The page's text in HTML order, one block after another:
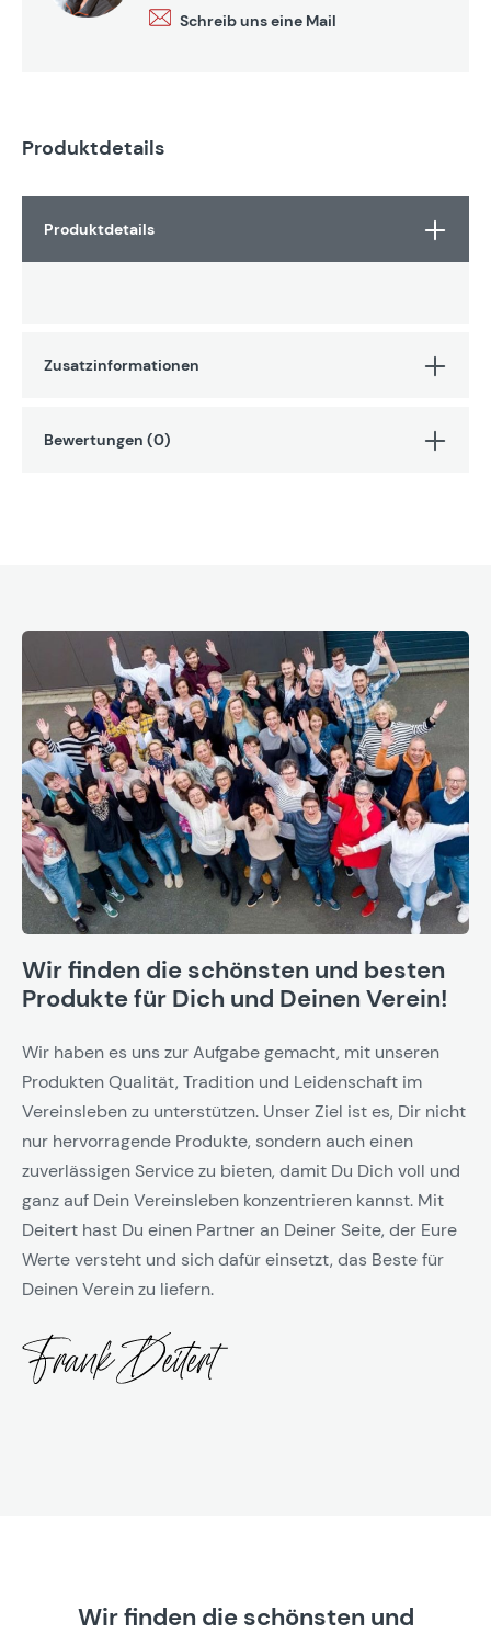
Schreib uns eine Mail
Produktdetails
Produktdetails
Zusatzinformationen
Bewertungen (0)
Wir finden die schönsten und besten
Produkte für Dich und Deinen Verein!
Wir haben es uns zur Aufgabe gemacht, mit unseren
Produkten Qualität, Tradition und Leidenschaft im
Vereinsleben zu unterstützen. Unser Ziel ist es, Dir nicht
nur hervorragende Produkte, sondern auch einen
zuverlässigen Service zu bieten, damit Du Dich voll und
ganz auf Dein Vereinsleben konzentrieren kannst. Mit
Deitert hast Du einen Partner an Deiner Seite, der Eure
Werte versteht und sich dafür einsetzt, das Beste für
Deinen Verein zu liefern.
Wir finden die schönsten und